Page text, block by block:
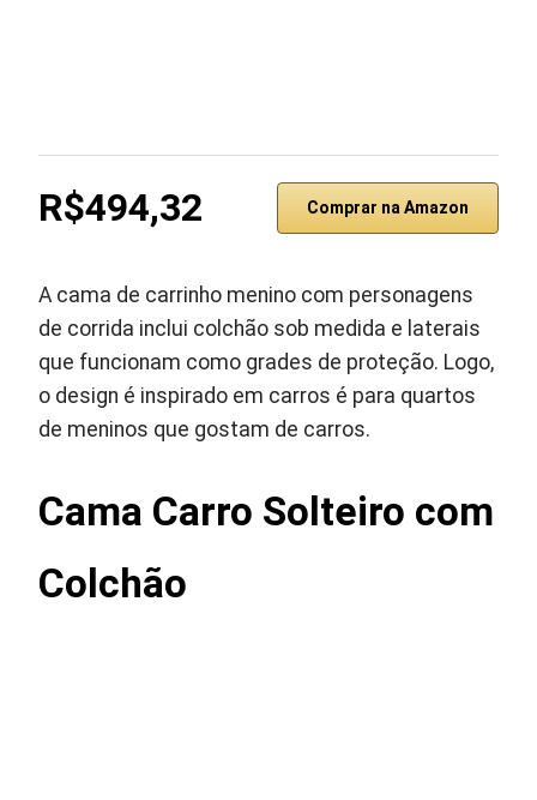
R$494,32 Comprar na Amazon
A cama de carrinho menino com personagens
de corrida inclui colchão sob medida e laterais
que funcionam como grades de proteção. Logo,
o design é inspirado em carros é para quartos
de meninos que gostam de carros.
Cama Carro Solteiro com
Colchão